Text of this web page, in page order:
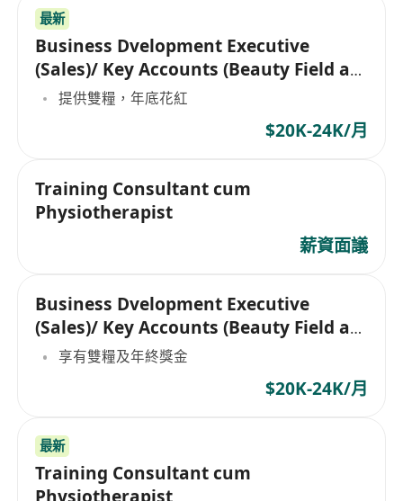
最新
Business Dvelopment Executive
(Sales)/ Key Accounts (Beauty Field at
Macau)
提供雙糧，年底花紅
$20K-24K/月
Training Consultant cum
Physiotherapist
薪資面議
Business Dvelopment Executive
(Sales)/ Key Accounts (Beauty Field at
Macau)
享有雙糧及年終獎金
$20K-24K/月
最新
Training Consultant cum
Physiotherapist